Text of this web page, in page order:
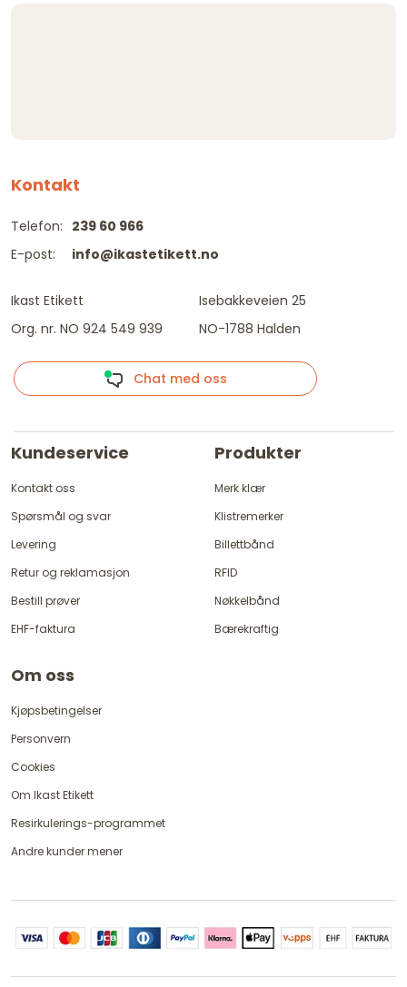
Kontakt
Telefon:
E-post:
239 60 966
info@ikastetikett.no
Ikast Etikett
Org. nr. NO 924 549 939
Isebakkeveien 25
NO-1788 Halden
Chat med oss
Kundeservice
Kontakt oss
Spørsmål og svar
Levering
Retur og reklamasjon
Bestill prøver
EHF-faktura
Produkter
Merk klær
Klistremerker
Billettbånd
RFID
Nøkkelbånd
Bærekraftig
Om oss
Kjøpsbetingelser
Personvern
Cookies
Om Ikast Etikett
Resirkulerings-programmet
Andre kunder mener